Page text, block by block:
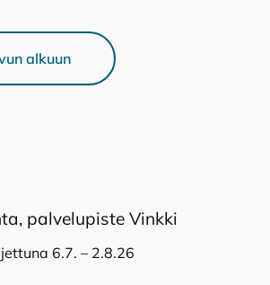
pal­ve­lu­pis­te Vink­ki
6.7. – 2.8.26
alkuun